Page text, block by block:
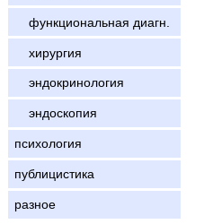
функциональная диагн.
хирургия
эндокринология
эндоскопия
психология
публицистика
разное